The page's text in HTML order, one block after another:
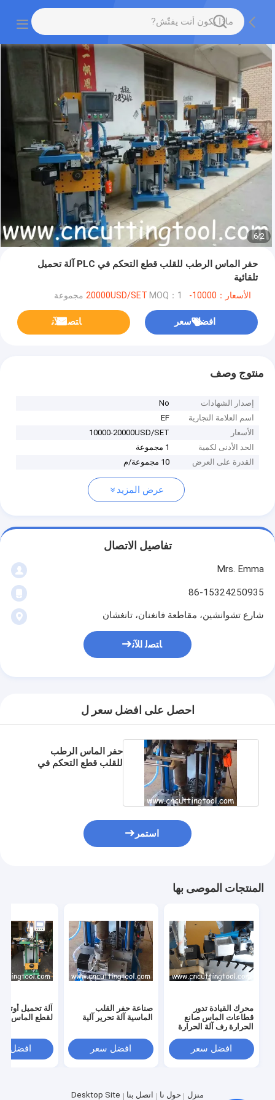
2
/
6
حفر الماس الرطب للقلب قطع التحكم في PLC آلة تحميل
تلقائية
الأسعار：10000-20000USD/SET MOQ：1 مجموعة
افضل سعر ﺎﺘﺼﻟ ﺍﻶﻧ
منتوج وصف
إصدار الشهادات
No
اسم العلامة التجارية
EF
الأسعار
10000-20000USD/SET
الحد الأدنى لكمية
1 مجموعة
القدرة على العرض
10 مجموعة/م
عرض المزيد
تفاصيل الاتصال
Mrs. Emma
86-15324250935
شارع تشوانشين، مقاطعة فانغنان، تانغشان
ﺎﺘﺼﻟ ﺍﻶﻧ
احصل على افضل سعر ل
حفر الماس الرطب
للقلب قطع التحكم في
استمر
المنتجات الموصى بها
محرك القيادة تدور
قطاعات الماس صانع
الحرارة رف آلة الحرارة
افضل سعر
صناعة حفر القلب
الماسية آلة تحرير آلية
افضل سعر
آلة تحميل
لقطع الماس
افضل
منزل حول نا اتصل بنا Desktop Site